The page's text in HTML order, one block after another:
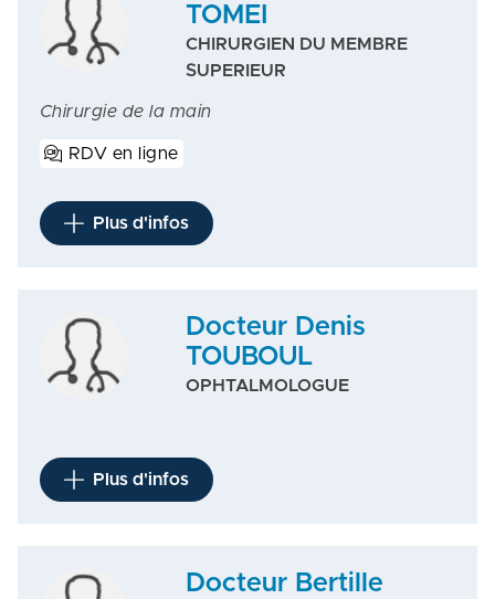
TOMEI
CHIRURGIEN DU MEMBRE
SUPERIEUR
Chirurgie de la main
RDV en ligne
Plus d'infos
Docteur Denis
TOUBOUL
OPHTALMOLOGUE
Plus d'infos
Docteur Bertille